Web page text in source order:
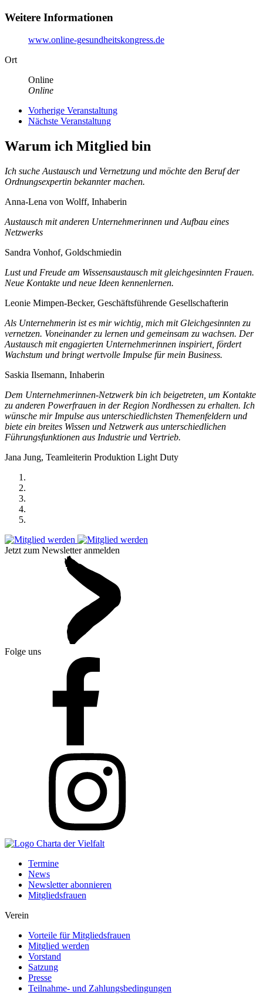
Weitere Informationen
www.online-gesundheitskongress.de
Ort
Online
Online
Vorherige Veranstaltung
Nächste Veranstaltung
Warum ich Mitglied bin
Ich suche Austausch und Vernetzung und möchte den Beruf der
Ordnungsexpertin bekannter machen.
Anna-Lena von Wolff, Inhaberin
Austausch mit anderen Unternehmerinnen und Aufbau eines
Netzwerks
Sandra Vonhof, Goldschmiedin
Lust und Freude am Wissensaustausch mit gleichgesinnten Frauen.
Neue Kontakte und neue Ideen kennenlernen.
Leonie Mimpen-Becker, Geschäftsführende Gesellschafterin
Als Unternehmerin ist es mir wichtig, mich mit Gleichgesinnten zu
vernetzen. Voneinander zu lernen und gemeinsam zu wachsen. Der
Austausch mit engagierten Unternehmerinnen inspiriert, fördert
Wachstum und bringt wertvolle Impulse für mein Business.
Saskia Ilsemann, Inhaberin
Dem Unternehmerinnen-Netzwerk bin ich beigetreten, um Kontakte
zu anderen Powerfrauen in der Region Nordhessen zu erhalten. Ich
wünsche mir Impulse aus unterschiedlichsten Themenfeldern und
biete ein breites Wissen und Netzwerk aus unterschiedlichen
Führungsfunktionen aus Industrie und Vertrieb.
Jana Jung, Teamleiterin Produktion Light Duty
Jetzt zum Newsletter anmelden
Folge uns
Termine
News
Newsletter abonnieren
Mitgliedsfrauen
Verein
Vorteile für Mitgliedsfrauen
Mitglied werden
Vorstand
Satzung
Presse
Teilnahme- und Zahlungsbedingungen